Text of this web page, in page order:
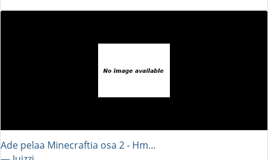
Ade pelaa Minecraftia osa 2 - Hm...